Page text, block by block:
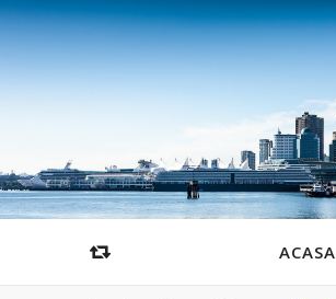
ACASA